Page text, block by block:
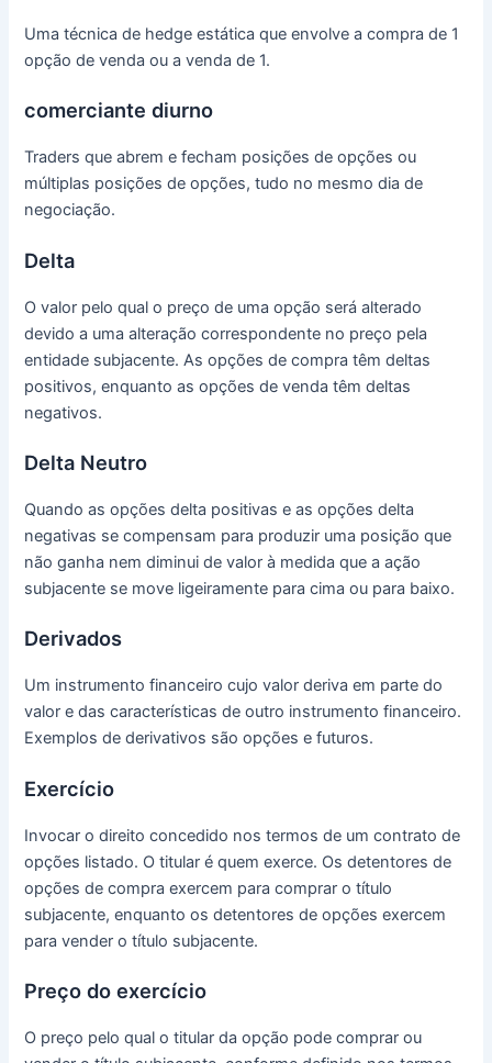
Uma técnica de hedge estática que envolve a compra de 1
opção de venda ou a venda de 1.
comerciante diurno
Traders que abrem e fecham posições de opções ou
múltiplas posições de opções, tudo no mesmo dia de
negociação.
Delta
O valor pelo qual o preço de uma opção será alterado
devido a uma alteração correspondente no preço pela
entidade subjacente.As opções de compra têm deltas
positivos, enquanto as opções de venda têm deltas
negativos.
Delta Neutro
Quando as opções delta positivas e as opções delta
negativas se compensam para produzir uma posição que
não ganha nem diminui de valor à medida que a ação
subjacente se move ligeiramente para cima ou para baixo.
Derivados
Um instrumento financeiro cujo valor deriva em parte do
valor e das características de outro instrumento financeiro.
Exemplos de derivativos são opções e futuros.
Exercício
Invocar o direito concedido nos termos de um contrato de
opções listado. O titular é quem exerce. Os detentores de
opções de compra exercem para comprar o título
subjacente, enquanto os detentores de opções exercem
para vender o título subjacente.
Preço do exercício
O preço pelo qual o titular da opção pode comprar ou